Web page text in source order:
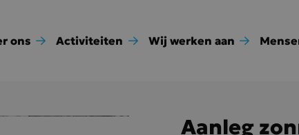
ons Activiteiten Wij werken aan
Aanleg